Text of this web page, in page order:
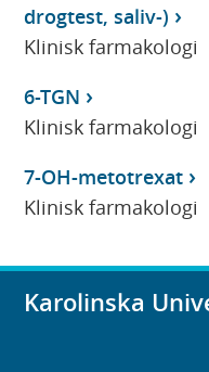
drogtest, saliv-)
Klinisk farmakologi
6-TGN
Klinisk farmakologi
7-OH-metotrexat
Klinisk farmakologi
Karolinska